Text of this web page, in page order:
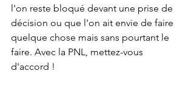
l'on reste bloqué devant une prise de
décision ou que l'on ait envie de faire
quelque chose mais sans pourtant le
faire. Avec la PNL, mettez-vous
d'accord !